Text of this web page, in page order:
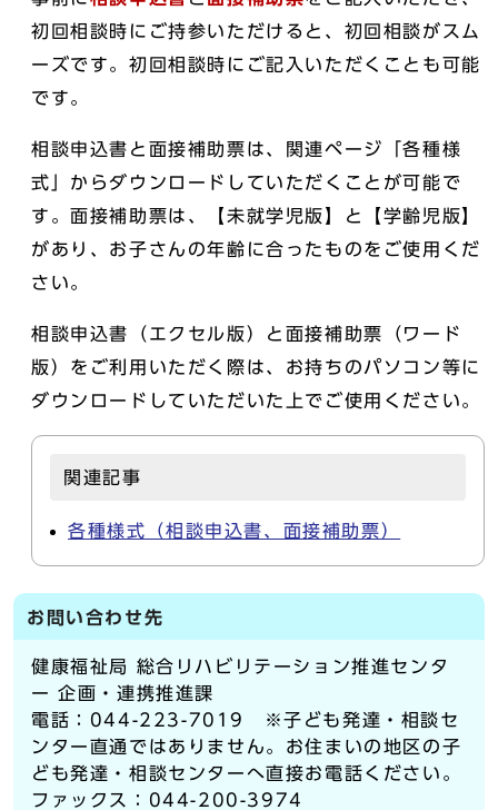
初回相談時にご持参いただけると、初回相談がスム
ーズです。初回相談時にご記入いただくことも可能
です。
相談申込書と面接補助票は、関連ページ「各種様
式」からダウンロードしていただくことが可能で
す。面接補助票は、【未就学児版】と【学齢児版】
があり、お子さんの年齢に合ったものをご使用くだ
さい。
相談申込書（エクセル版）と面接補助票（ワード
版）をご利用いただく際は、お持ちのパソコン等に
ダウンロードしていただいた上でご使用ください。
関連記事
各種様式（相談申込書、面接補助票）
お問い合わせ先
健康福祉局 総合リハビリテーション推進センタ
ー 企画・連携推進課
電話：044-223-7019 ※子ども発達・相談セ
ンター直通ではありません。お住まいの地区の子
ども発達・相談センターへ直接お電話ください。
ファックス：044-200-3974